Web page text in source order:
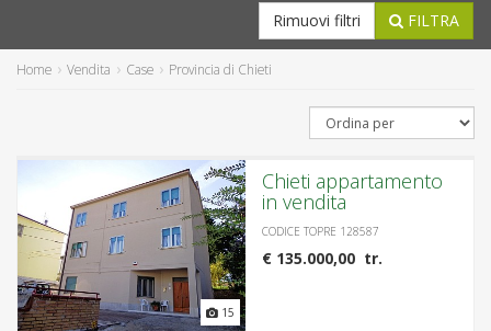
FILTRA
Rimuovi filtri
Home Vendita Case Provincia di Chieti
15
Chieti appartamento
in vendita
CODICE TOPRE 128587
€ 135.000,00 tr.